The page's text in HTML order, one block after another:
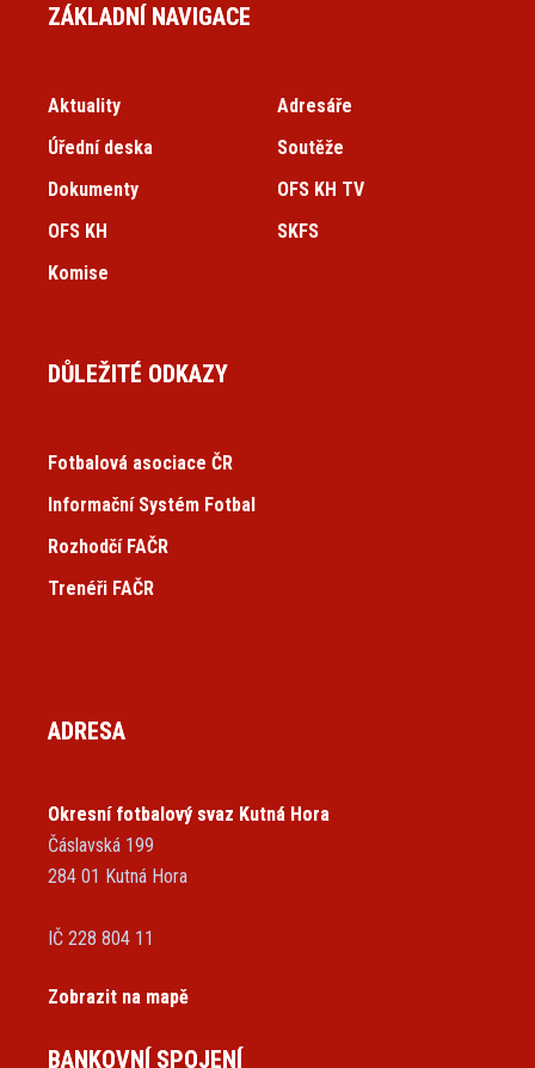
ZÁKLADNÍ NAVIGACE
Aktuality
Úřední deska
Dokumenty
OFS KH
Komise
Adresáře
Soutěže
OFS KH TV
SKFS
DŮLEŽITÉ ODKAZY
Fotbalová asociace ČR
Informační Systém Fotbal
Rozhodčí FAČR
Trenéři FAČR
ADRESA
Okresní fotbalový svaz Kutná Hora
Čáslavská 199
284 01 Kutná Hora
IČ 228 804 11
Zobrazit na mapě
BANKOVNÍ SPOJENÍ